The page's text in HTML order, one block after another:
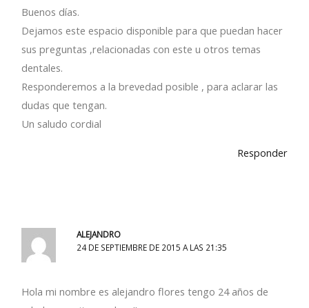
Buenos días.
Dejamos este espacio disponible para que puedan hacer
sus preguntas ,relacionadas con este u otros temas
dentales.
Responderemos a la brevedad posible , para aclarar las
dudas que tengan.
Un saludo cordial
Responder
ALEJANDRO
24 DE SEPTIEMBRE DE 2015 A LAS 21:35
Hola mi nombre es alejandro flores tengo 24 años de